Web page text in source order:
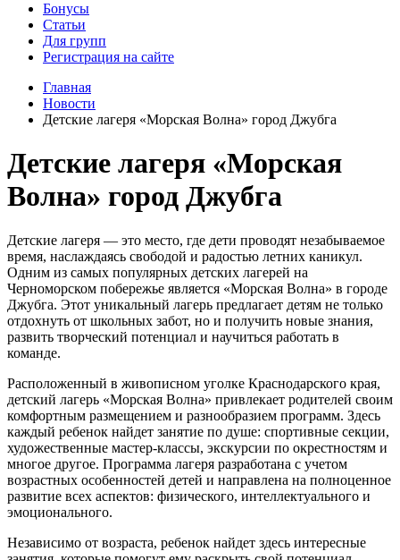
Бонусы
Статьи
Для групп
Регистрация на сайте
Главная
Новости
Детские лагеря «Морская Волна» город Джубга
Детские лагеря «Морская
Волна» город Джубга
Детские лагеря — это место, где дети проводят незабываемое
время, наслаждаясь свободой и радостью летних каникул.
Одним из самых популярных детских лагерей на
Черноморском побережье является «Морская Волна» в городе
Джубга. Этот уникальный лагерь предлагает детям не только
отдохнуть от школьных забот, но и получить новые знания,
развить творческий потенциал и научиться работать в
команде.
Расположенный в живописном уголке Краснодарского края,
детский лагерь «Морская Волна» привлекает родителей своим
комфортным размещением и разнообразием программ. Здесь
каждый ребенок найдет занятие по душе: спортивные секции,
художественные мастер-классы, экскурсии по окрестностям и
многое другое. Программа лагеря разработана с учетом
возрастных особенностей детей и направлена на полноценное
развитие всех аспектов: физического, интеллектуального и
эмоционального.
Независимо от возраста, ребенок найдет здесь интересные